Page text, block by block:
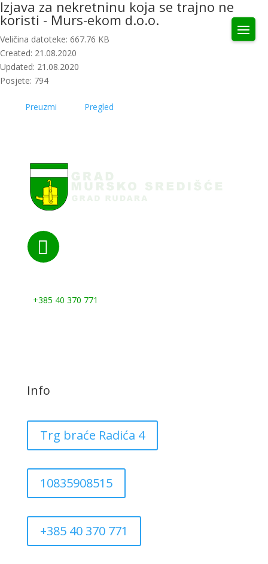
Izjava za nekretninu koja se trajno ne
koristi - Murs-ekom d.o.o.
Veličina datoteke: 667.76 KB
Created: 21.08.2020
Updated: 21.08.2020
Posjete: 794
Preuzmi Pregled

+385 40 370 771
Info
Trg braće Radića 4
10835908515
+385 40 370 771